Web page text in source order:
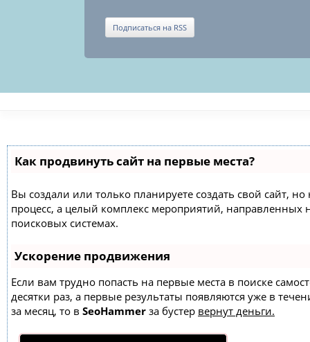
Подписаться на RSS
Как продвинуть сайт на первые места?
Вы создали или только планируете создать свой сайт,
процесс, а целый комплекс мероприятий,
поисковых системах.
Ускорение продвижения
Если вам трудно попасть на первые места в поиске
десятки раз, а первые результаты появляются уже в
за месяц, то в SeoHammer за бустер вернут деньги.